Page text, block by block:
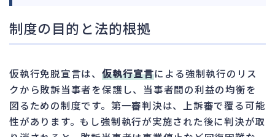
制度の目的と法的根拠
仮執行免脱宣言は、 仮執行宣言による強制執行のリス
クから敗訴当事者を保護し、当事者間の利益の均衡を
図るための制度です。第一審判決は、上訴審で覆る可能
性があります。もし強制執行が実施された後に判決が取